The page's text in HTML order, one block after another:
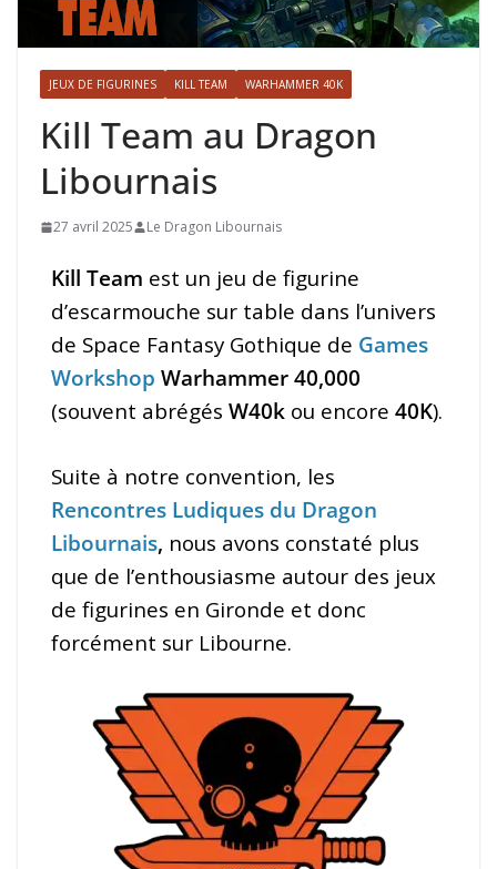
JEUX DE FIGURINES KILL TEAM WARHAMMER 40K
Kill Team au Dragon
Libournais
27 avril 2025 Le Dragon Libournais
Kill Team est un jeu de figurine
d’escarmouche sur table dans l’univers
de Space Fantasy Gothique de Games
Workshop Warhammer 40,000
(souvent abrégés W40k ou encore 40K).
Suite à notre convention, les
Rencontres Ludiques du Dragon
Libournais, nous avons constaté plus
que de l’enthousiasme autour des jeux
de figurines en Gironde et donc
forcément sur Libourne.